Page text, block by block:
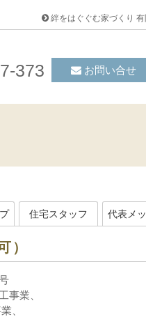
絆をはぐぐむ家づくり
373 お問い合せ
住宅スタッフ 代表メ
）
事業、
、